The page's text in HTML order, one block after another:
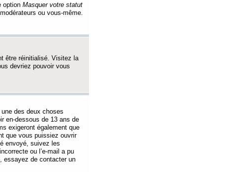
option Masquer votre statut
ou vous-même.
être réinitialisé. Visitez la
devriez pouvoir vous
des deux choses
en-dessous de 13 ans de
exigeront également que
que vous puissiez ouvrir
envoyé, suivez les
ou l’e-mail a pu
essayez de contacter un